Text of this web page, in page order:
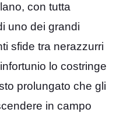
con tutta
uno dei grandi
sfide tra nerazzurri
lo costringe
prolungato che gli
in campo